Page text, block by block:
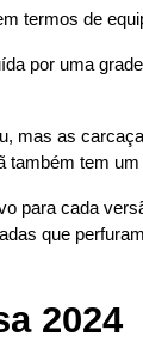
termos de
por uma
mas as
também tem
para cada
que
2024